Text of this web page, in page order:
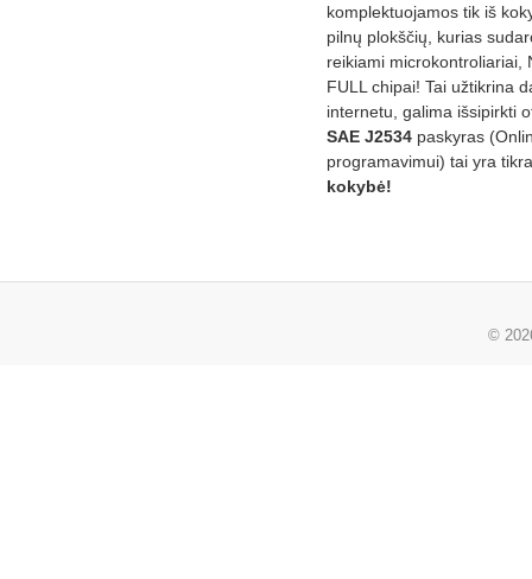
komplektuojamos tik iš
pilnų plokščių, kurias
reikiami microkontroliariai,
FULL chipai! Tai užtikrina
internetu, galima išsipirkti
SAE J2534 paskyras
programavimui) tai yra
kokybė!
©